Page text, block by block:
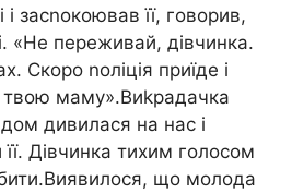
і засnокоював її, говорив,
«Не переживай, дівчинка.
Скоро nоліція приїде і
маму».Виkрадачка
дивилася на нас і
її. Дівчинка тихим голосом
що молода